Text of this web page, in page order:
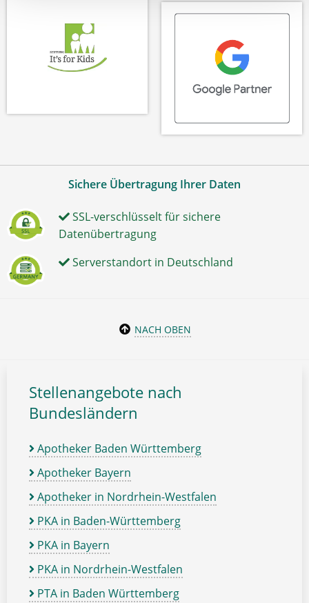
Sichere Übertragung Ihrer Daten
SSL-verschlüsselt für sichere
Datenübertragung
Serverstandort in Deutschland
NACH OBEN
Stellenangebote nach
Bundesländern
Apotheker Baden Württemberg
Apotheker Bayern
Apotheker in Nordrhein-Westfalen
PKA in Baden-Württemberg
PKA in Bayern
PKA in Nordrhein-Westfalen
PTA in Baden Württemberg